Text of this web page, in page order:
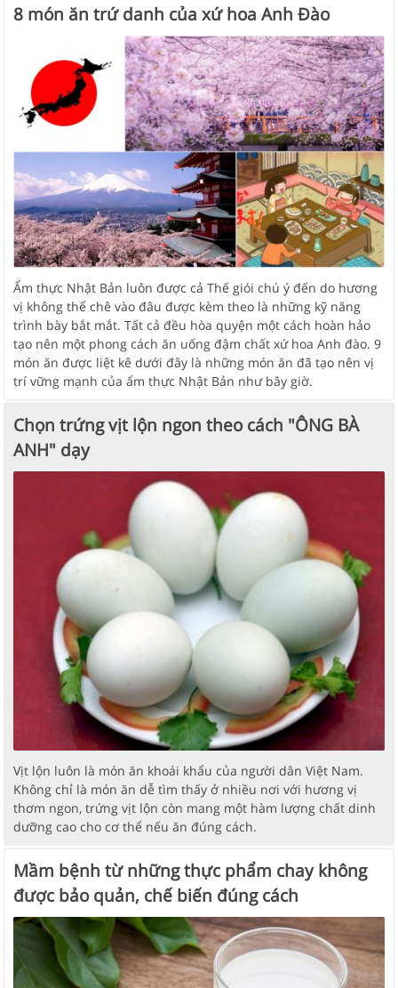
8 món ăn trứ danh của xứ hoa Anh Đào
Ẩm thực Nhật Bản luôn được cả Thế giói chú ý đến do hương
vị không thể chê vào đâu được kèm theo là những kỹ năng
trình bày bắt mắt. Tất cả đều hòa quyện một cách hoàn hảo
tạo nên một phong cách ăn uống đậm chất xứ hoa Anh đào. 9
món ăn được liệt kê dưới đây là những món ăn đã tạo nên vị
trí vững mạnh của ẩm thực Nhật Bản như bây giờ.
Chọn trứng vịt lộn ngon theo cách "ÔNG BÀ
ANH" dạy
Vịt lộn luôn là món ăn khoái khẩu của người dân Việt Nam.
Không chỉ là món ăn dễ tìm thấy ở nhiều nơi với hương vị
thơm ngon, trứng vịt lộn còn mang một hàm lượng chất dinh
dưỡng cao cho cơ thể nếu ăn đúng cách.
Mầm bệnh từ những thực phẩm chay không
được bảo quản, chế biến đúng cách